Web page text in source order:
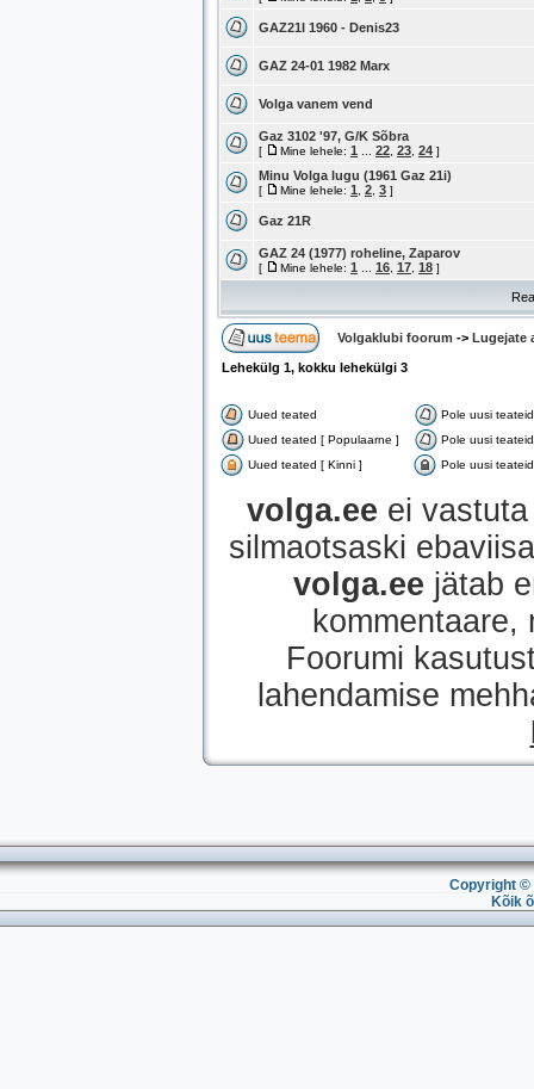
GAZ21I 1960 - Denis23
GAZ 24-01 1982 Marx
Volga vanem vend
Gaz 3102 '97, G/K Sõbra
[ Mine lehele: 1 22 23 24 ]
Minu Volga lugu (1961 Gaz 21i)
[ Mine lehele: 1 2 3 ]
Gaz 21R
GAZ 24 (1977) roheline, Zaparov
[ Mine lehele: 1 16 17 18 ]
Volgaklubi foorum -> Lugejate
Lehekülg 1, kokku lehekülgi 3
Uued teated
Pole uusi teateid
Uued teated [ Populaarne ]
Pole uusi
Uued teated [ Kinni ]
Pole uusi
volga.ee ei
silmaotsaski
volga.ee jätab
Foorumi
lahendamise
Copyright ©
Kõik